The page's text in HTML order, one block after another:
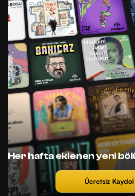
Her hafta eklenen yeni
Ücretsiz Kaydol